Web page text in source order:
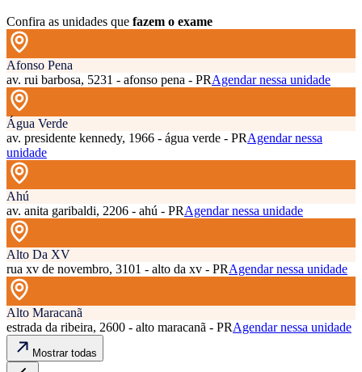
Confira as unidades que fazem o exame
Afonso Pena
av. rui barbosa, 5231 - afonso pena - PRAgendar nessa unidade
Água Verde
av. presidente kennedy, 1966 - água verde - PRAgendar nessa
unidade
Ahú
av. anita garibaldi, 2206 - ahú - PRAgendar nessa unidade
Alto Da XV
rua xv de novembro, 3101 - alto da xv - PRAgendar nessa unidade
Alto Maracanã
estrada da ribeira, 2600 - alto maracanã - PRAgendar nessa unidade
Mostrar todas